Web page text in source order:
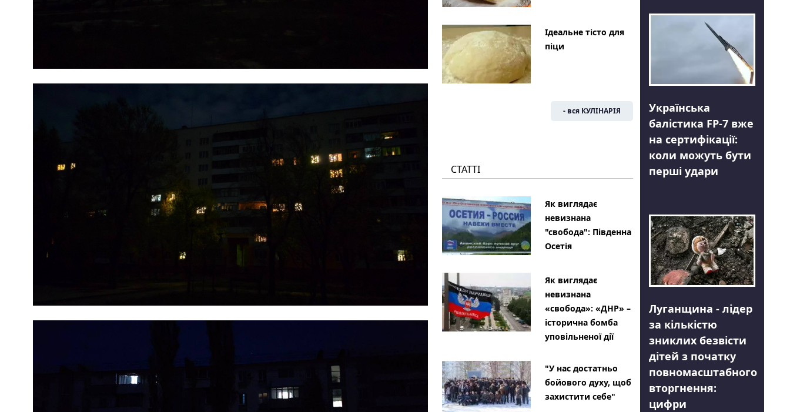
Ідеальне тісто для
піци
- вся КУЛІНАРІЯ
СТАТТІ
Як виглядає
невизнана
"свобода": Південна
Осетія
Як виглядає
невизнана
«свобода»: «ДНР» –
історична бомба
уповільненої дії
"У нас достатньо
бойового духу, щоб
захистити себе"
Українська
балістика FP-7 вже
на сертифікації:
коли можуть бути
перші удари
Луганщина - лідер
за кількістю
зниклих безвісти
дітей з початку
повномасштабного
вторгнення:
цифри